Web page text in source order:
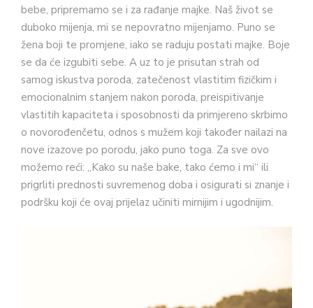
bebe, pripremamo se i za rađanje majke. Naš život se
duboko mijenja, mi se nepovratno mijenjamo. Puno se
žena boji te promjene, iako se raduju postati majke. Boje
se da će izgubiti sebe. A uz to je prisutan strah od
samog iskustva poroda, zatečenost vlastitim fizičkim i
emocionalnim stanjem nakon poroda, preispitivanje
vlastitih kapaciteta i sposobnosti da primjereno skrbimo
o novorođenčetu, odnos s mužem koji također nailazi na
nove izazove po porodu, jako puno toga. Za sve ovo
možemo reći: „Kako su naše bake, tako ćemo i mi“ ili
prigrliti prednosti suvremenog doba i osigurati si znanje i
podršku koji će ovaj prijelaz učiniti mirnijim i ugodnijim.